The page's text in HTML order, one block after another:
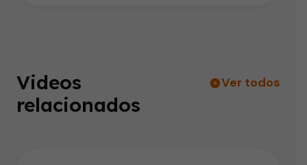
Videos
relacionados
Ver todos